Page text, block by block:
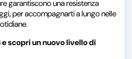
garantiscono una resistenza
per accompagnarti a lungo nelle
scopri un nuovo livello di